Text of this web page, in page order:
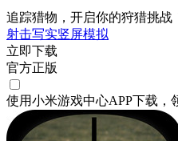
追踪猎物，开启你的狩猎挑战
射击写实竖屏模拟
立即下载
官方正版
使用小米游戏中心APP下载 ，